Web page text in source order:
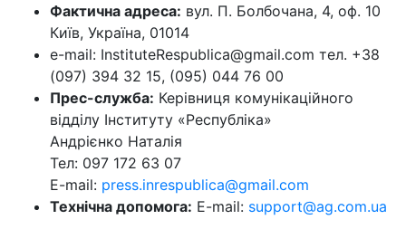
Фактична адреса: вул. П. Болбочана, 4, оф. 10
Київ, Україна, 01014
e-mail: InstituteRespublica@gmail.com тел. +38
(097) 394 32 15, (095) 044 76 00
Прес-служба: Керівниця комунікаційного
відділу Інституту «Республіка»
Андрієнко Наталія
Тел: 097 172 63 07
E-mail: press.inrespublica@gmail.com
Технічна допомога: E-mail: support@ag.com.ua